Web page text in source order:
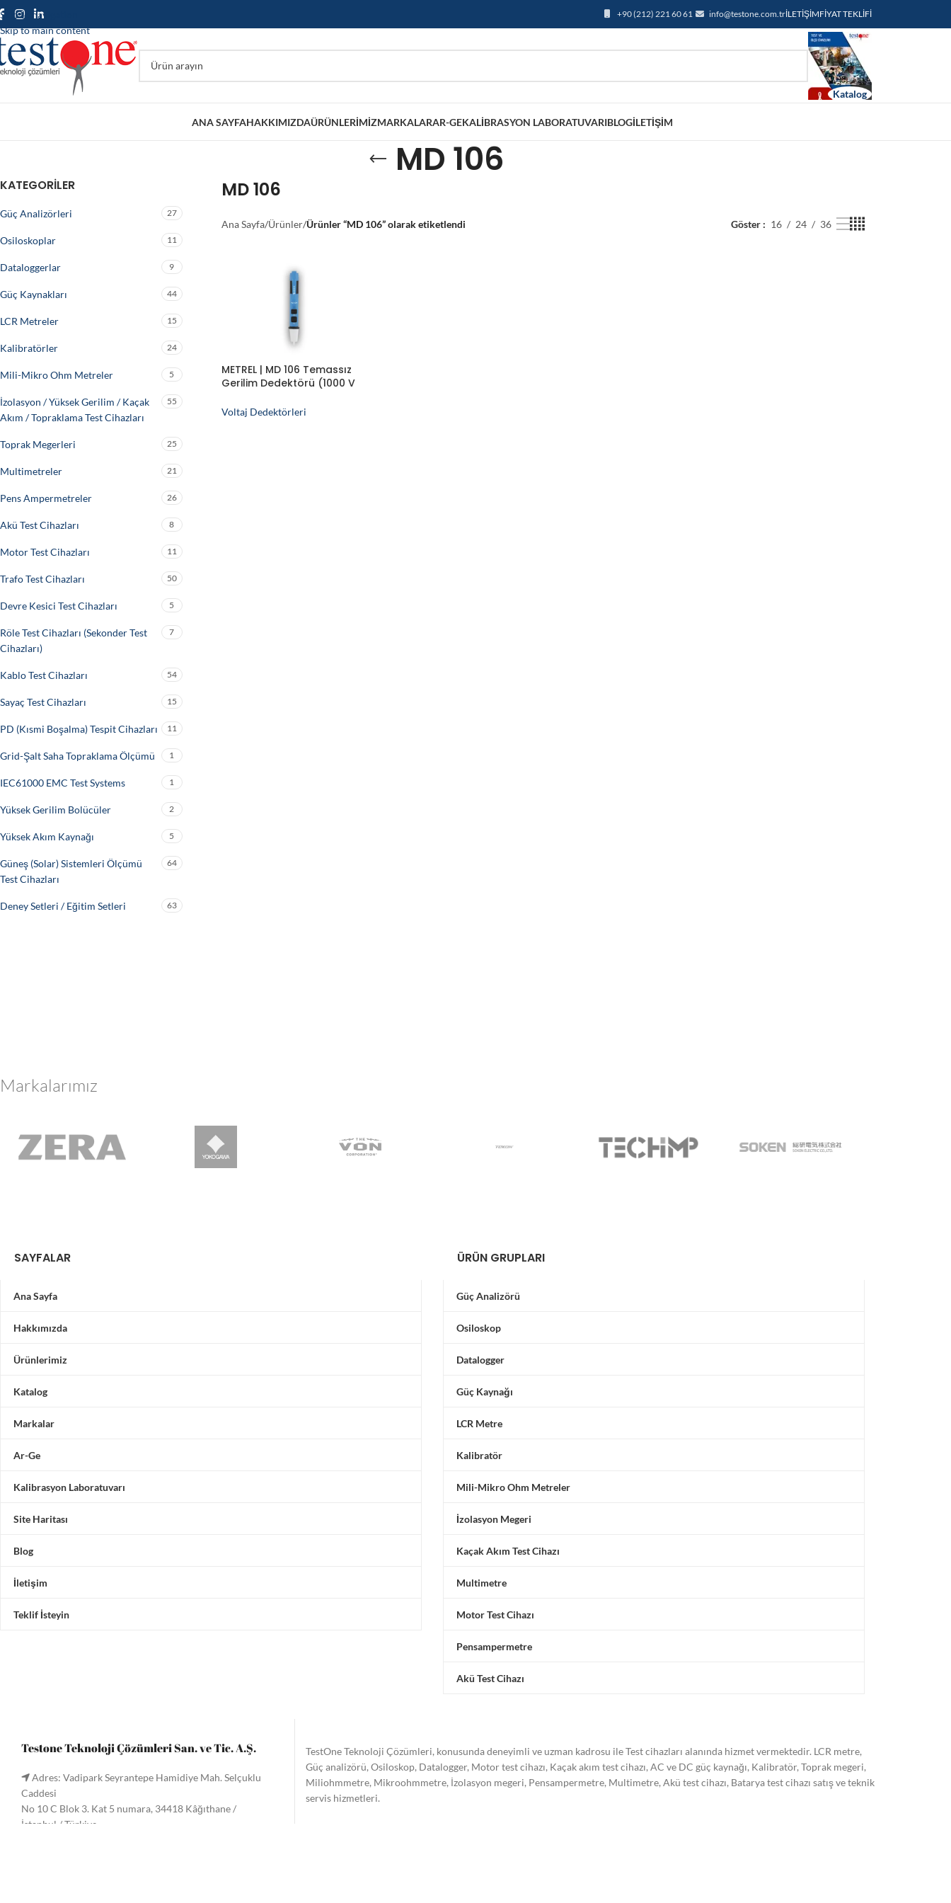
Skip to navigation
Skip to main content
+90 (212) 221 60 61 info@testone.com.trİLETIŞIMFIYAT TEKLIFI
ANA SAYFAHAKKIMIZDAÜRÜNLERIMIZMARKALARAR-GEKALIBRASYON LABORATUVARIBLOGİLETIŞIM
MD 106
KATEGORILER
Güç Analizörleri 27
Osiloskoplar 11
Dataloggerlar 9
Güç Kaynakları 44
LCR Metreler 15
Kalibratörler 24
Mili-Mikro Ohm Metreler 5
İzolasyon / Yüksek Gerilim / Kaçak
Akım / Topraklama Test Cihazları
55
Toprak Megerleri 25
Multimetreler 21
Pens Ampermetreler 26
Akü Test Cihazları 8
Motor Test Cihazları 11
Trafo Test Cihazları 50
Devre Kesici Test Cihazları 5
Röle Test Cihazları (Sekonder Test
Cihazları)
7
Kablo Test Cihazları 54
Sayaç Test Cihazları 15
PD (Kısmi Boşalma) Tespit Cihazları 11
Grid-Şalt Saha Topraklama Ölçümü 1
IEC61000 EMC Test Systems 1
Yüksek Gerilim Bolücüler 2
Yüksek Akım Kaynağı 5
Güneş (Solar) Sistemleri Ölçümü
Test Cihazları
64
Deney Setleri / Eğitim Setleri 63
MD 106
Ana Sayfa/Ürünler/Ürünler “MD 106” olarak etiketlendi Göster 16 24 36
METREL | MD 106 Temassız
Gerilim Dedektörü (1000 V
Voltaj Dedektörleri
Markalarımız
SAYFALAR
Ana Sayfa
Hakkımızda
Ürünlerimiz
Katalog
Markalar
Ar-Ge
Kalibrasyon Laboratuvarı
Site Haritası
Blog
İletişim
Teklif İsteyin
ÜRÜN GRUPLARI
Güç Analizörü
Osiloskop
Datalogger
Güç Kaynağı
LCR Metre
Kalibratör
Mili-Mikro Ohm Metreler
İzolasyon Megeri
Kaçak Akım Test Cihazı
Multimetre
Motor Test Cihazı
Pensampermetre
Akü Test Cihazı
Testone Teknoloji Çözümleri San. ve Tic. A.Ş.
Adres: Vadipark Seyrantepe Hamidiye Mah. Selçuklu
Caddesi
No 10 C Blok 3. Kat 5 numara, 34418 Kâğıthane /
İstanbul / Türkiye
TestOne Teknoloji Çözümleri, konusunda deneyimli ve uzman kadrosu ile Test cihazları alanında hizmet vermektedir. LCR metre,
Güç analizörü, Osiloskop, Datalogger, Motor test cihazı, Kaçak akım test cihazı, AC ve DC güç kaynağı, Kalibratör, Toprak megeri,
Miliohmmetre, Mikroohmmetre, İzolasyon megeri, Pensampermetre, Multimetre, Akü test cihazı, Batarya test cihazı satış ve teknik
servis hizmetleri.